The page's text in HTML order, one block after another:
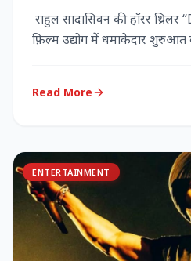
राहुल सादासिवन की हॉरर
फ़िल्म उद्योग में धमाकेदार
Read More
ENTERTAINMENT